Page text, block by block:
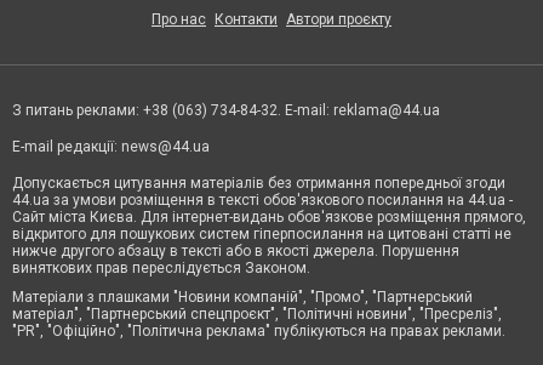
Про нас Контакти Автори проєкту
З питань реклами: +38 (063) 734-84-32. E-mail: reklama@44.ua
E-mail редакції: news@44.ua
Допускається цитування матеріалів без отримання попередньої згоди
44.ua за умови розміщення в тексті обов'язкового посилання на 44.ua -
Сайт міста Києва. Для інтернет-видань обов'язкове розміщення прямого,
відкритого для пошукових систем гіперпосилання на цитовані статті не
нижче другого абзацу в тексті або в якості джерела. Порушення
виняткових прав переслідується Законом.
Матеріали з плашками "Новини компаній", "Промо", "Партнерський
матеріал", "Партнерський спецпроєкт", "Політичні новини", "Пресреліз",
"PR", "Офіційно", "Політична реклама" публікуються на правах реклами.